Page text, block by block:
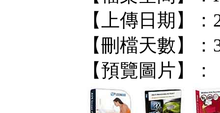
【上傳日期】：
【刪檔天數】
【預覽圖片】：